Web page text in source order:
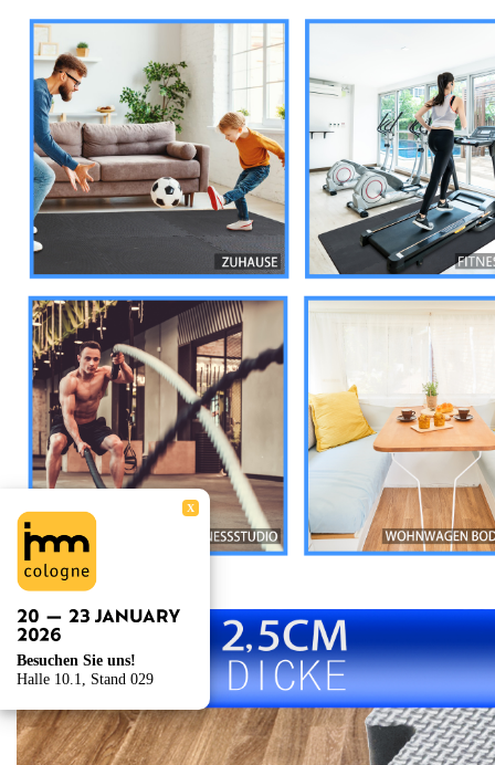
X
Besuchen Sie uns!
Halle 10.1, Stand 029